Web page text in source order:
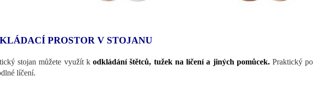
PROSTOR V STOJANU
stojan můžete využít kodkládání štětců, tužek na líčení a jiných pomůcek.Praktický
líčení.